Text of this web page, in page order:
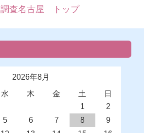
査名古屋 トップ
2026年8月
水 木 金 土
日
1
2
5 6 7 8
9